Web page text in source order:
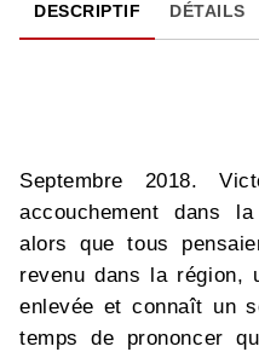
DESCRIPTIF DÉTAILS
Septembre 2018.
accouchement dans
alors que tous
revenu dans la région,
enlevée et connaît un
temps de prononcer